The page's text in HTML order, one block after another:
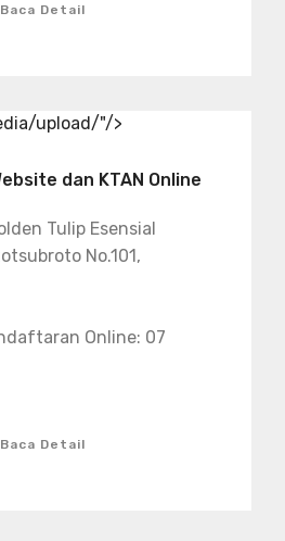
Baca Detail
upload/"/>
dan KTAN Online
Tulip Esensial
No.101,
Online: 07
Baca Detail